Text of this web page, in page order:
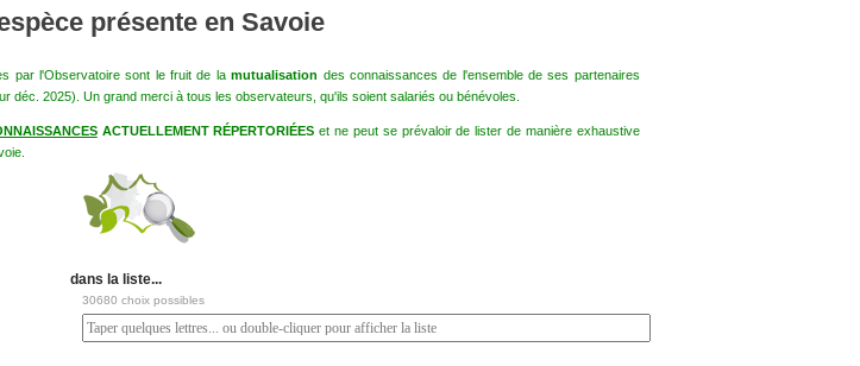
présente en Savoie
par l'Observatoire sont le fruit de lamutualisation des connaissances de l'ensemble de ses partenaires
déc. 2025). Un grand merci à tous les observateurs, qu'ils soient salariés ou bénévoles.
ACTUELLEMENT RÉPERTORIÉESet ne peut se prévaloir de lister de manière exhaustive
dans la liste...
30680 choix possibles